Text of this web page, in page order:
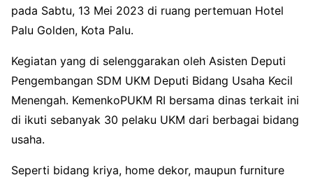
pada Sabtu, 13 Mei 2023 di ruang pertemuan Hotel
Palu Golden, Kota Palu.
Kegiatan yang di selenggarakan oleh Asisten Deputi
Pengembangan SDM UKM Deputi Bidang Usaha Kecil
Menengah. KemenkoPUKM RI bersama dinas terkait ini
di ikuti sebanyak 30 pelaku UKM dari berbagai bidang
usaha.
Seperti bidang kriya, home dekor, maupun furniture